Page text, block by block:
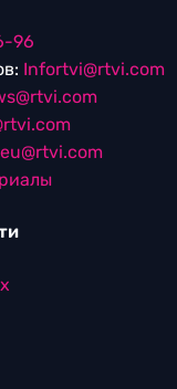
96
Infortvi@rtvi.com